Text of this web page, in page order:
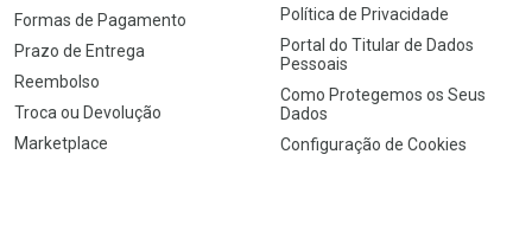
Formas de Pagamento
Prazo de Entrega
Reembolso
Troca ou Devolução
Marketplace
Política de Privacidade
Portal do Titular de Dados
Pessoais
Como Protegemos os Seus
Dados
Configuração de Cookies